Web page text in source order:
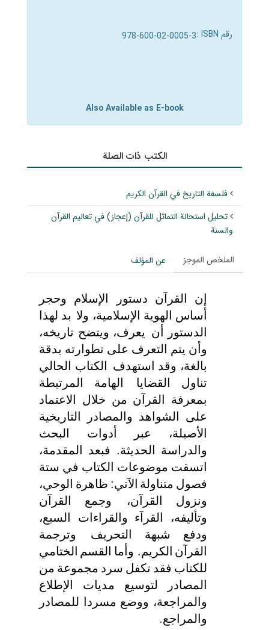
رقم ISBN : 978-600-02-0005-3
Also Available as E-book
الکتب ذات الصلة
فلسفة التاريخ في القرآن الكريم
تحليل استحالة التماثل للقرآن (إعجاز) في تعاليم القرآن
والسنة
الملخص الموجز عن المؤلف
إن القرآن دستور الإسلام
وحجر
أساس الهوية الإسلامیة، ولا بد لهذا
الدستور
أن یعرف، ویتضح تاریخه،
وأن یتم التعرف على تطوارته بدقة
بالغة، وقد استهدف الكتاب
الحالي
تناول
القضايا الهامة
المرتبطة
بمعرفة
القرآن من خلال
الاعتماد
على
الشواهد والمصادر
التاریخیة
الأصیلة،
عبر أدوات
البحث
والدراسة
الحدیثة. فبعد
المقدمة،
اتسقت موضوعات الكتاب في ستة
فصول متناولة الآتي: ظاهرة الوحي،
ونزول القرآن، وجمع
القرآن
وتأليفه، القرآء والقراءات السبع،
ودفع
شبهة التحریف وترجمة
القرآن الكريم. و أما القسم الختامي
للكتاب فقد تكفل سرد مجموعة من
المصادر
لتوسیع مدیات
الإطلاع
والمراجعة، ووضع مسردا للمصادر
والمراجع.